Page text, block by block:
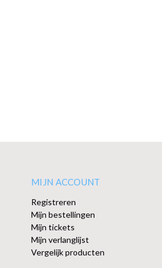
MIJN ACCOUNT
Registreren
Mijn bestellingen
Mijn tickets
Mijn verlanglijst
Vergelijk producten